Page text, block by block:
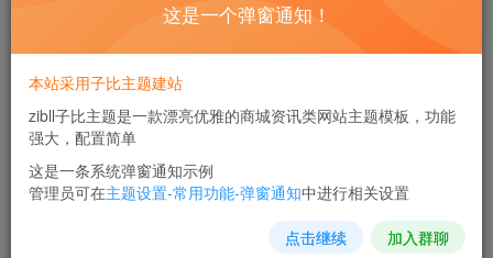
这是一个弹窗通知！
本站采用子比主题建站
zibll子比主题是一款漂亮优雅的商城资讯类网站主题模板，功能
强大，配置简单
这是一条系统弹窗通知示例
管理员可在主题设置-常用功能-弹窗通知中进行相关设置
点击继续 加入群聊